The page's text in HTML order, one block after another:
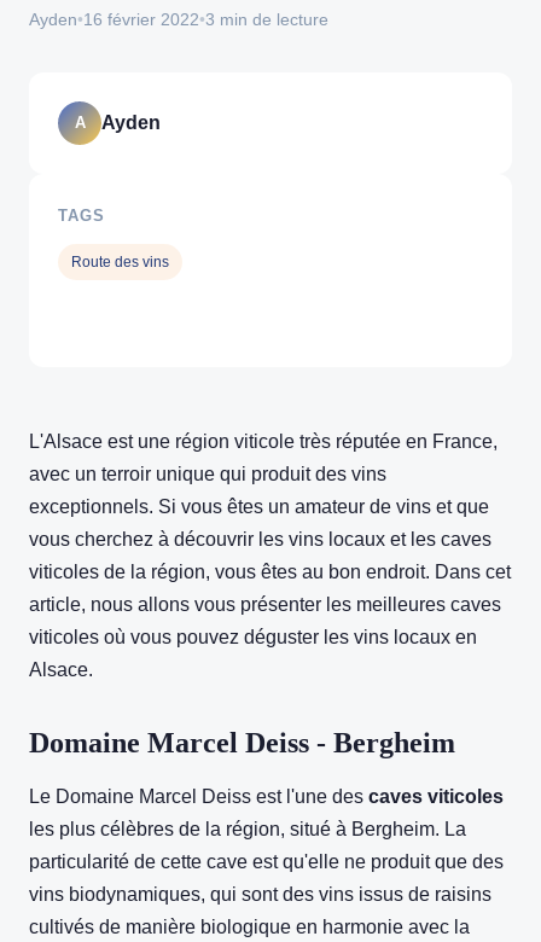
Ayden•16 février 2022•3 min de lecture
L'Alsace est une région viticole très réputée en France,
avec un terroir unique qui produit des vins
exceptionnels. Si vous êtes un amateur de vins et que
vous cherchez à découvrir les vins locaux et les caves
viticoles de la région, vous êtes au bon endroit. Dans cet
article, nous allons vous présenter les meilleures caves
viticoles où vous pouvez déguster les vins locaux en
Alsace.
Domaine Marcel Deiss - Bergheim
Le Domaine Marcel Deiss est l'une des caves viticoles
les plus célèbres de la région, situé à Bergheim. La
particularité de cette cave est qu'elle ne produit que des
vins biodynamiques, qui sont des vins issus de raisins
cultivés de manière biologique en harmonie avec la
A Ayden
TAGS
Route des vins